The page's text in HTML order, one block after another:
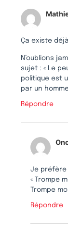
Ça existe
N’oublions
sujet : « Le
politique est
par un
Répondre
Je préfère
« Trompe
Trompe
Répondre